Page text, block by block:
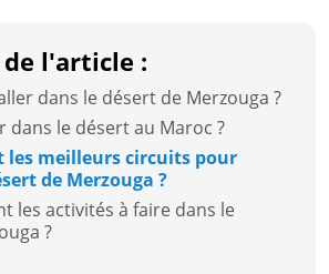
l'article :
dans le désert de Merzouga ?
dans le désert au Maroc ?
les meilleurs circuits pour
de Merzouga ?
les activités à faire dans le
?